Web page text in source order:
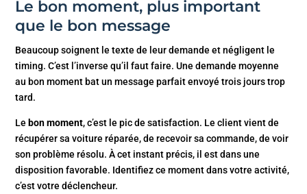
Le bon moment, plus important
que le bon message
Beaucoup soignent le texte de leur demande et négligent le
timing. C’est l’inverse qu’il faut faire. Une demande moyenne
au bon moment bat un message parfait envoyé trois jours trop
tard.
Le bon moment, c’est le pic de satisfaction. Le client vient de
récupérer sa voiture réparée, de recevoir sa commande, de voir
son problème résolu. À cet instant précis, il est dans une
disposition favorable. Identifiez ce moment dans votre activité,
c’est votre déclencheur.